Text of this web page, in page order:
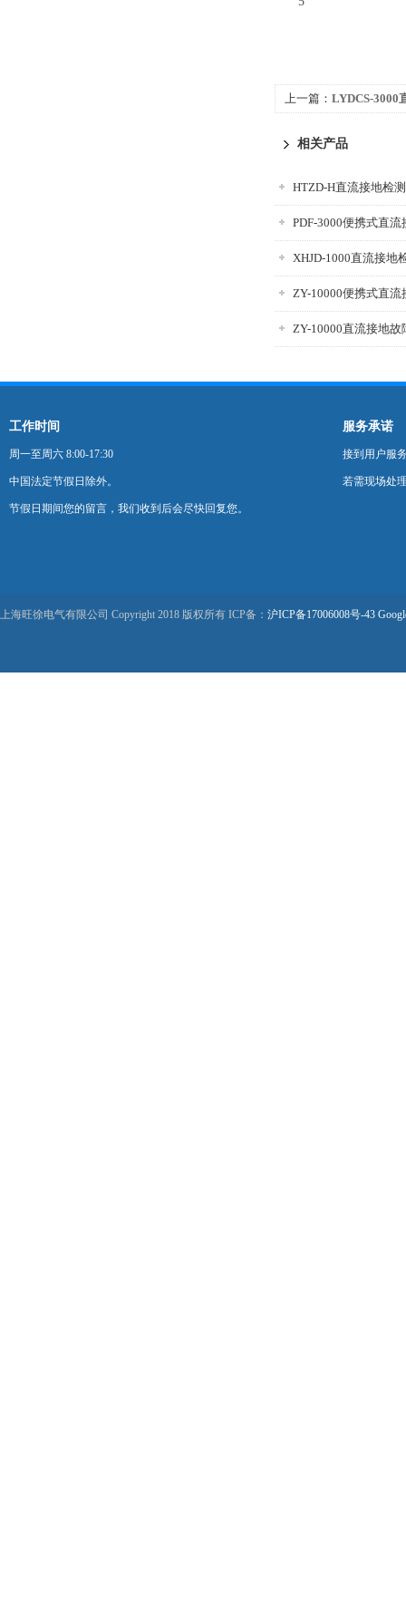
上一篇： LYDCS-3000
相关产品
HTZD-H直流接地检
PDF-3000便携式直
XHJD-1000直流接地
ZY-10000便携式直
ZY-10000直流接地故
工作时间
周一至周六 8:00-17:30
中国法定节假日除外。
节假日期间您的留言，我们收到后会尽快回复您。
服务承诺
接到用户服
若需现场处
上海旺徐电气有限公司 Copyright 2018 版权所有 ICP备： 沪ICP备17006008号-43